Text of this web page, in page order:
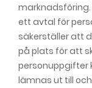
ett avtal för
säkerställer att
på plats för att
personuppgifter
lämnas ut till